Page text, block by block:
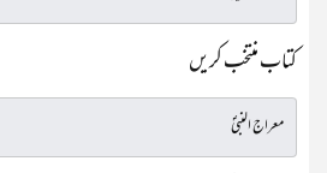
کتاب منتخب کریں